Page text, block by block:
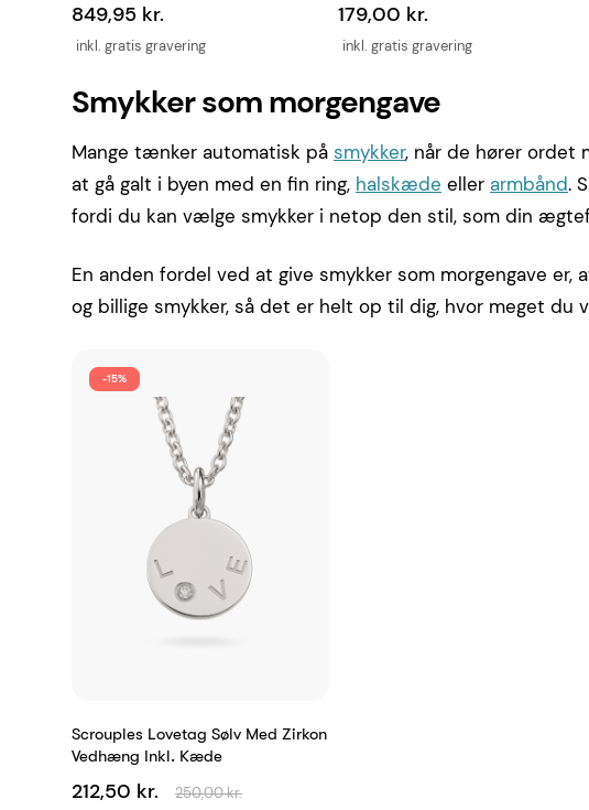
inkl. gratis gravering
849,95 kr.
inkl. gratis gravering
179,00 kr.
Smykker som morgengave
Mange tænker automatisk på smykker, når de hører ordet
at gå galt i byen med en fin ring, halskæde eller armbånd.
fordi du kan vælge smykker i netop den stil, som din
En anden fordel ved at give smykker som morgengave
og billige smykker, så det er helt op til dig, hvor meget du
Scrouples Lovetag Sølv Med Zirkon
Vedhæng Inkl. Kæde
212,50 kr. 250,00 kr.
-15%